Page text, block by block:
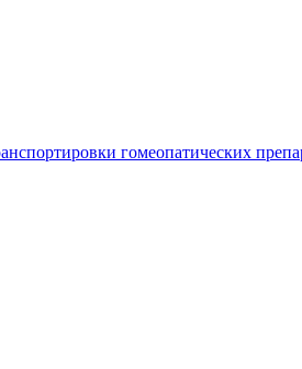
гомеопатических